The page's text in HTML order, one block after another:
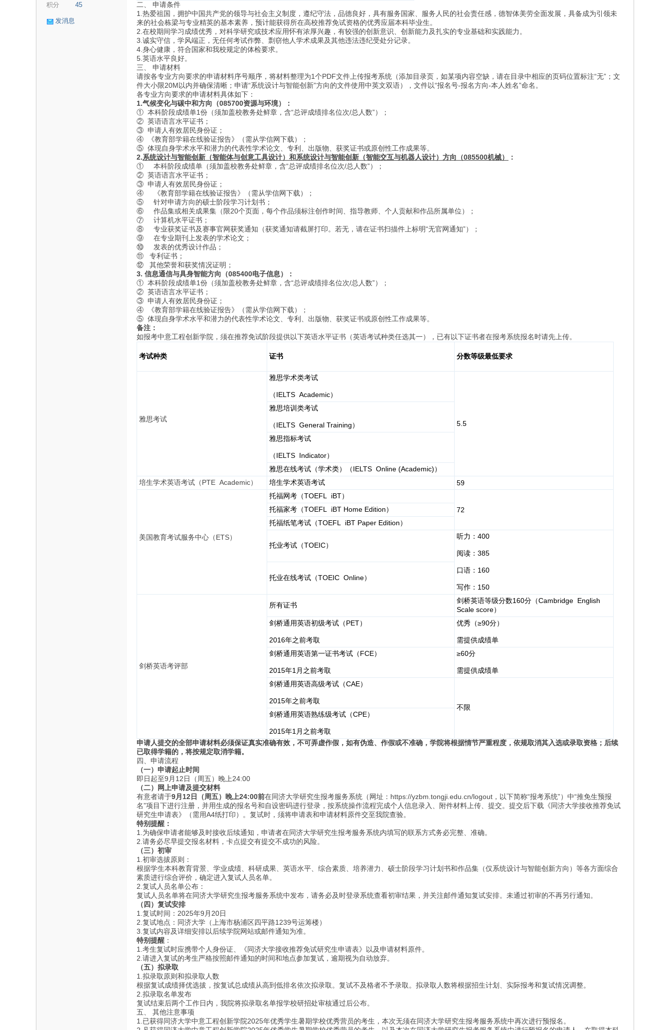
积分 45
发消息
二、 申请条件
1.热爱祖国，拥护中国共产党的领导与社会主义制度，遵纪守法，品德良好，具有服务国家、服务人民的社会责任感，德智体美劳全面发展，具备成为引领未
来的社会栋梁与专业精英的基本素养，预计能获得所在高校推荐免试资格的优秀应届本科毕业生。
2.在校期间学习成绩优秀，对科学研究或技术应用怀有浓厚兴趣，有较强的创新意识、创新能力及扎实的专业基础和实践能力。
3.诚实守信，学风端正，无任何考试作弊、剽窃他人学术成果及其他违法违纪受处分记录。
4.身心健康，符合国家和我校规定的体检要求。
5.英语水平良好。
三、 申请材料
请按各专业方向要求的申请材料序号顺序，将材料整理为1个PDF文件上传报考系统（添加目录页，如某项内容空缺，请在目录中相应的页码位置标注“无”；文
件大小限20M以内并确保清晰；申请“系统设计与智能创新”方向的文件使用中英文双语），文件以“报名号-报名方向-本人姓名”命名。
各专业方向要求的申请材料具体如下：
1.气候变化与碳中和方向（085700资源与环境）：
① 本科阶段成绩单1份（须加盖校教务处鲜章，含“总评成绩排名位次/总人数”）；
② 英语语言水平证书；
③ 申请人有效居民身份证；
④ 《教育部学籍在线验证报告》（需从学信网下载）；
⑤ 体现自身学术水平和潜力的代表性学术论文、专利、出版物、获奖证书或原创性工作成果等。
2.系统设计与智能创新（智能体与创意工具设计）和系统设计与智能创新（智能交互与机器人设计）方向（085500机械）
：
① 本科阶段成绩单（须加盖校教务处鲜章，含“总评成绩排名位次/总人数”）；
② 英语语言水平证书；
③ 申请人有效居民身份证；
④ 《教育部学籍在线验证报告》（需从学信网下载）；
⑤ 针对申请方向的硕士阶段学习计划书；
⑥ 作品集或相关成果集（限20个页面，每个作品须标注创作时间、指导教师、个人贡献和作品所属单位）；
⑦ 计算机水平证书；
⑧ 专业获奖证书及赛事官网获奖通知（获奖通知请截屏打印。若无，请在证书扫描件上标明“无官网通知”）；
⑨ 在专业期刊上发表的学术论文；
⑩ 发表的优秀设计作品；
⑪ 专利证书；
⑫ 其他荣誉和获奖情况证明；
3. 信息通信与具身智能方向（085400电子信息）：
① 本科阶段成绩单1份（须加盖校教务处鲜章，含“总评成绩排名位次/总人数”）；
② 英语语言水平证书；
③ 申请人有效居民身份证；
④ 《教育部学籍在线验证报告》（需从学信网下载）；
⑤ 体现自身学术水平和潜力的代表性学术论文、专利、出版物、获奖证书或原创性工作成果等。
备注：
如报考中意工程创新学院，须在推荐免试阶段提供以下英语水平证书（英语考试种类任选其一），已有以下证书者在报考系统报名时请先上传。
考试种类 证书 分数等级最低要求
雅思考试
雅思学术类考试
（ IELTS Academic）
5.5
雅思培训类考试
（ IELTS General Training ）
雅思指标考试
（ IELTS Indicator）
雅思在线考试（学术类）（ IELTS Online (Academic) ）
培生学术英语考试（PTE Academic） 培生学术英语考试 59
美国教育考试服务中心（ETS）
托福网考（TOEFL iBT）
72
托福家考（TOEFL iBT Home Edition ）
托福纸笔考试（TOEFL iBT Paper Edition ）
托业考试（TOEIC）
听力： 400
阅读： 385
口语： 160
写作： 150
托业在线考试（TOEIC Online）
剑桥英语考评部
所有证书
剑桥英语等级分数160分（Cambridge English
Scale score）
剑桥通用英语初级考试（ PET）
2016年之前考取
优秀（≥90分）
需提供成绩单
剑桥通用英语第一证书考试（ FCE）
2015年1月之前考取
≥60分
需提供成绩单
剑桥通用英语高级考试（CAE）
2015年之前考取
不限
剑桥通用英语熟练级考试（CPE）
2015年1月之前考取
申请人提交的全部申请材料必须保证真实准确有效，不可弄虚作假，如有伪造、作假或不准确，学院将根据情节严重程度，依规取消其入选或录取资格；后续
已取得学籍的，将按规定取消学籍。
四、申请流程
（一）申请起止时间
即日起至9月12日（周五）晚上24:00
（二）
网上申请及提交材料
有意者请于9月 12日（周五）晚上24:00前在同济大学研究生报考服务系统（网址：https://yzbm.tongji.edu.cn/logout，以下简称“报考系统”）中“推免生预报
名”项目下进行注册，并用生成的报名号和自设密码进行登录，按系统操作流程完成个人信息录入、附件材料上传、提交。提交后下载《同济大学接收推荐免试
研究生申请表》（需用A4纸打印）。复试时，须将申请表和申请材料原件交至我院查验。
特别提醒：
1.为确保申请者能够及时接收后续通知，申请者在同济大学研究生报考服务系统内填写的联系方式务必完整、准确。
2.请务必尽早提交报名材料，卡点提交有提交不成功的风险。
（三）初审
1.初审选拔原则：
根据学生本科教育背景、学业成绩、科研成果、英语水平、综合素质、培养潜力、硕士阶段学习计划书和作品集（仅系统设计与智能创新方向）等各方面综合
素质进行综合评价，确定进入复试人员名单。
2.复试人员名单公布：
复试人员名单将在同济大学研究生报考服务系统中发布，请务必及时登录系统查看初审结果，并关注邮件通知复试安排。未通过初审的不再另行通知。
（四） 复试安排
1.复试时间：2025年9月20日
2.复试地点：同济大学（上海市杨浦区四平路1239号运筹楼）
3.复试内容及详细安排以后续学院网站或邮件通知为准。
特别提醒 ：
1.考生复试时应携带个人身份证、《同济大学接收推荐免试研究生申请表》以及申请材料原件。
2.请进入复试的考生严格按照邮件通知的时间和地点参加复试，逾期视为自动放弃。
（五）拟录取
1.拟录取原则和拟录取人数
根据复试成绩择优选拔，按复试总成绩从高到低排名依次拟录取。复试不及格者不予录取。拟录取人数将根据招生计划、实际报考和复试情况调整。
2.拟录取名单发布
复试结束后两个工作日内，我院将拟录取名单报学校研招处审核通过后公布。
五、 其他注意事项
1.已获得同济大学中意工程创新学院2025年优秀学生暑期学校优秀营员的考生，本次无须在同济大学研究生报考服务系统中再次进行预报名。